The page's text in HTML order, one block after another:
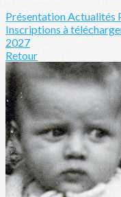
PrésentationActualités
Inscriptions à
2027
Retour